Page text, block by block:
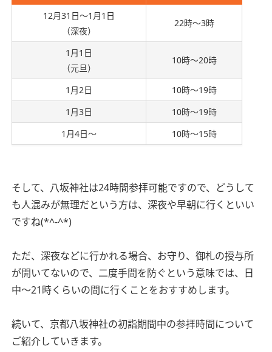
12月31日～1月1日
（深夜）
22時～3時
1月1日
（元旦）
10時～20時
1月2日
10時～19時
1月3日
10時～19時
1月4日～
10時～15時
そして、八坂神社は24時間参拝可能ですので、どうして
も人混みが無理だという方は、深夜や早朝に行くといい
ですね(*^-^*)
ただ、深夜などに行かれる場合、お守り、御札の授与所
が開いてないので、二度手間を防ぐという意味では、日
中～21時くらいの間に行くことをおすすめします。
続いて、京都八坂神社の初詣期間中の参拝時間について
ご紹介していきます。